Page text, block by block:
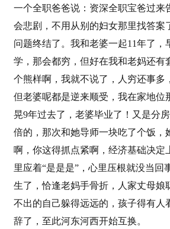
一个全职爸爸说：资深全职宝爸过来
会悲剧，不用从别的妇女那里找答案
问题终结了。我和老婆一起11年了，
学，那会都穷，但好在我和老妈还有
个熊样啊，我就不说了，人穷还事多
但老婆呢都是逆来顺受，我在家地位
晃9年过去了，老婆毕业了！又是分
倍的，那次和她导师一块吃了个饭，
啊，你这得抓点紧啊，经济基础决定
里应着“是是是”，心里压根就没当回
生了，恰逢老妈手骨折，人家丈母娘
不出的自己躲得远远的，孩子得有人
辞了，至此河东河西开始互换。